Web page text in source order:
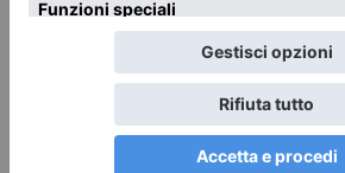
Emergenza idrica, Piemonte e Liguria
necessità di programmare nuove infrastrutture